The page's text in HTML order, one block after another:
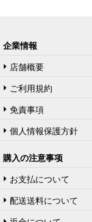
企業情報
店舗概要
ご利用規約
免責事項
個人情報保護方針
購入の注意事项
お支払について
配送送料について